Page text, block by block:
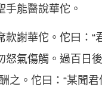
手能醫說華佗。
款謝華佗。佗曰：“
怒氣傷觸。過百日
之。佗曰：“某聞